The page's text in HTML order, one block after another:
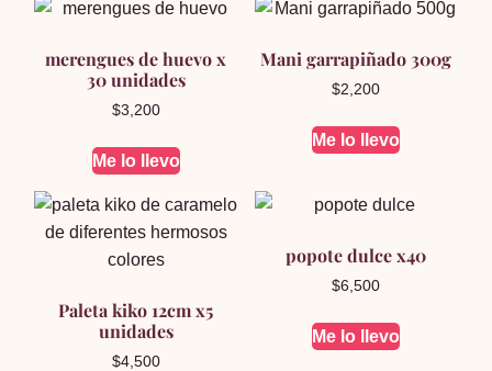
merengues de huevo x
30 unidades
$3,200
Me lo llevo
Mani garrapiñado 300g
$2,200
Me lo llevo
Paleta kiko 12cm x5
unidades
$4,500
popote dulce x40
$6,500
Me lo llevo